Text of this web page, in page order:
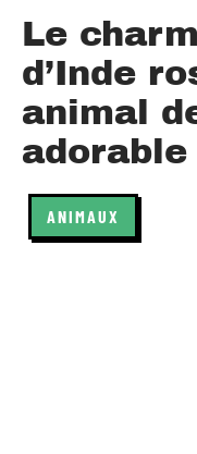
Le
d’Inde
animal
adorable
ANIMAUX